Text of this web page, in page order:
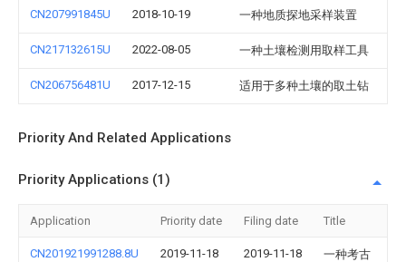
CN207991845U 2018-10-19 一种地质探地采样装置
CN217132615U 2022-08-05 一种土壤检测用取样工具
CN206756481U 2017-12-15 适用于多种土壤的取土钻
Priority And Related Applications
Priority Applications (1)
Application Priority date Filing date Title
CN201921991288.8U 2019-11-18 2019-11-18
一种考古